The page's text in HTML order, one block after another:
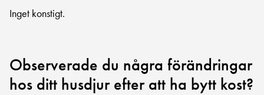
Inget konstigt.
Observerade du några förändringar
hos ditt husdjur efter att ha bytt kost?